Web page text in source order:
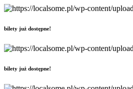
bilety już dostępne!
bilety już dostępne!